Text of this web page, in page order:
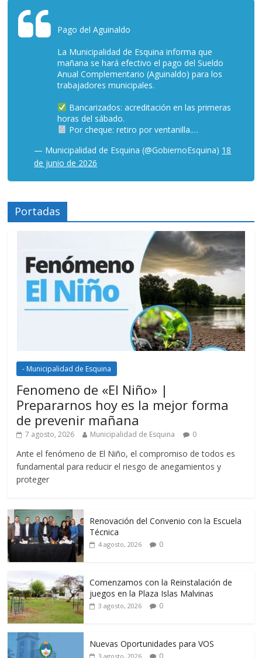
Pago del Aguinaldo
La Municipalidad de Esquina informa que
mañana se hará efectivo el pago del Sueldo
Anual Complementario (Aguinaldo) para los
trabajadores municipales.
Bancarizados: acreditación en las primeras
horas del sábado.
Por cheque: retiro por ventanilla.…
— Municipalidad de Esquina (@GobiernoEsquina) 18
de junio de 2026
Portadas
- Municipalidad de Esquina
Fenomeno de «El Niño» |
Prepararnos hoy es la mejor forma
de prevenir mañana
7 agosto, 2026 Municipalidad de Esquina 0
Ante el fenómeno de El Niño, el compromiso de todos es
fundamental para reducir el riesgo de anegamientos y
proteger
Renovación del Convenio con la Escuela
Técnica
4 agosto, 2026 0
Comenzamos con la Reinstalación de
juegos en la Plaza Islas Malvinas
3 agosto, 2026 0
Nuevas Oportunidades para VOS
3 agosto, 2026 0